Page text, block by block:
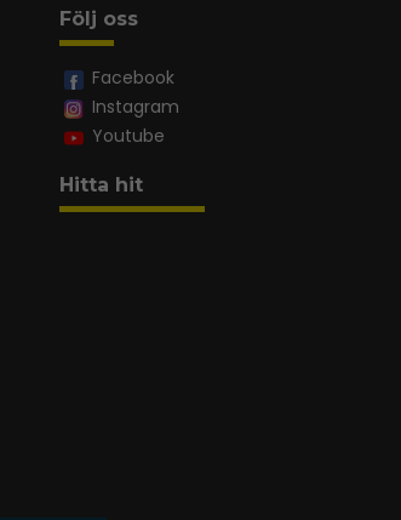
Följ oss
Facebook
Instagram
Youtube
Hitta hit